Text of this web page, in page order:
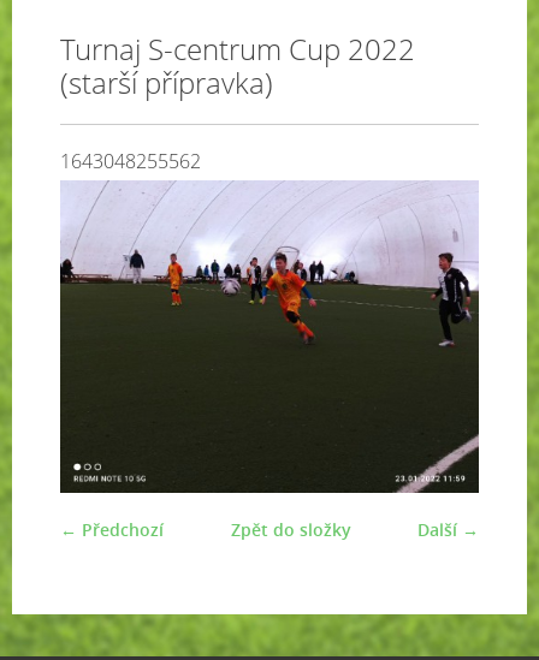
Turnaj S-centrum Cup 2022
(starší přípravka)
1643048255562
← Předchozí Další →
Zpět do složky